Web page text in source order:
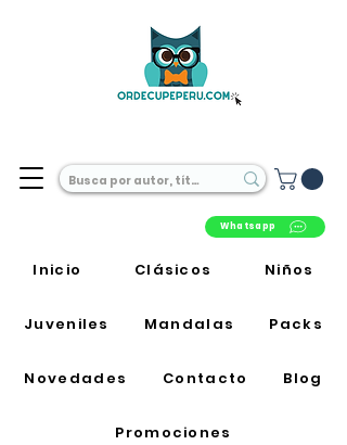
Whatsapp
Inicio Clásicos Niños
Juveniles Mandalas Packs
Novedades Contacto Blog
Promociones